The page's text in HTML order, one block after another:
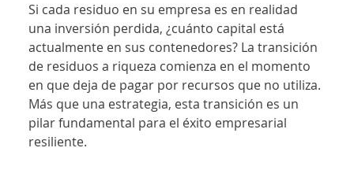
Si cada residuo en su empresa es en realidad
una inversión perdida, ¿cuánto capital está
actualmente en sus contenedores? La transición
de residuos a riqueza comienza en el momento
en que deja de pagar por recursos que no utiliza.
Más que una estrategia, esta transición es un
pilar fundamental para el éxito empresarial
resiliente.